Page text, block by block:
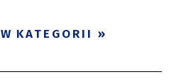
KATEGORII